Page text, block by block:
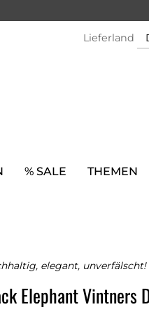
Lieferland
% SALE THEMEN
elegant, unverfälscht!
Elephant Vintners